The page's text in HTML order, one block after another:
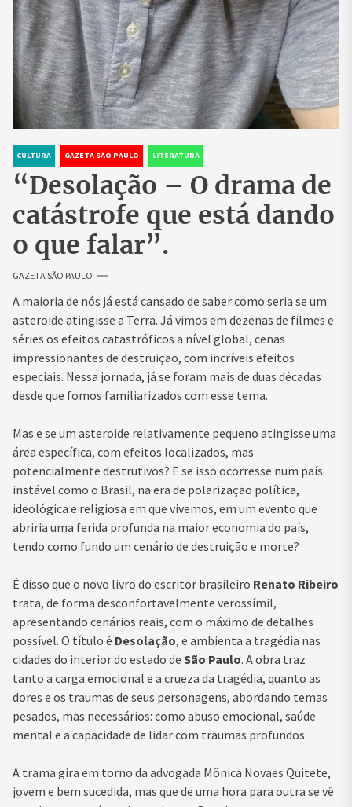
CULTURA GAZETA SÃO PAULO LITERATURA
“Desolação – O drama de
catástrofe que está dando
o que falar”.
GAZETA SÃO PAULO
A maioria de nós já está cansado de saber como seria se um
asteroide atingisse a Terra. Já vimos em dezenas de filmes e
séries os efeitos catastróficos a nível global, cenas
impressionantes de destruição, com incríveis efeitos
especiais. Nessa jornada, já se foram mais de duas décadas
desde que fomos familiarizados com esse tema.
Mas e se um asteroide relativamente pequeno atingisse uma
área específica, com efeitos localizados, mas
potencialmente destrutivos? E se isso ocorresse num país
instável como o Brasil, na era de polarização política,
ideológica e religiosa em que vivemos, em um evento que
abriria uma ferida profunda na maior economia do país,
tendo como fundo um cenário de destruição e morte?
É disso que o novo livro do escritor brasileiro Renato Ribeiro
trata, de forma desconfortavelmente verossímil,
apresentando cenários reais, com o máximo de detalhes
possível. O título é Desolação, e ambienta a tragédia nas
cidades do interior do estado de São Paulo. A obra traz
tanto a carga emocional e a crueza da tragédia, quanto as
dores e os traumas de seus personagens, abordando temas
pesados, mas necessários: como abuso emocional, saúde
mental e a capacidade de lidar com traumas profundos.
A trama gira em torno da advogada Mônica Novaes Quitete,
jovem e bem sucedida, mas que de uma hora para outra se vê